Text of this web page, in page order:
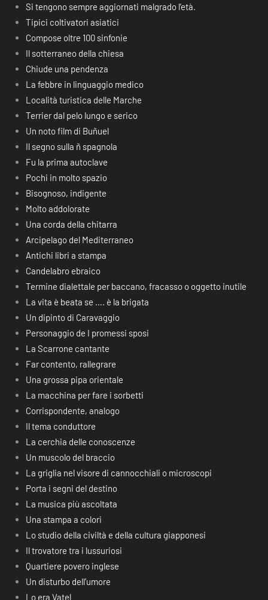
Si tengono sempre aggiornati malgrado l’età.
Tipici coltivatori asiatici
Compose oltre 100 sinfonie
Il sotterraneo della chiesa
Chiude una pendenza
La febbre in linguaggio medico
Località turistica delle Marche
Terrier dal pelo lungo e serico
Un noto film di Buñuel
Il segno sulla ñ spagnola
Fu la prima autoclave
Pochi in molto spazio
Bisognoso, indigente
Molto addolorate
Una corda della chitarra
Arcipelago del Mediterraneo
Antichi libri a stampa
Candelabro ebraico
Termine dialettale per baccano, fracasso o oggetto inutile
La vita è beata se …. è la brigata
Un dipinto di Caravaggio
Personaggio de I promessi sposi
La Scarrone cantante
Far contento, rallegrare
Una grossa pipa orientale
La macchina per fare i sorbetti
Corrispondente, analogo
Il tema conduttore
La cerchia delle conoscenze
Un muscolo del braccio
La griglia nel visore di cannocchiali o microscopi
Porta i segni del destino
La musica più ascoltata
Una stampa a colori
Lo studio della civiltà e della cultura giapponesi
Il trovatore tra i lussuriosi
Quartiere povero inglese
Un disturbo dell’umore
Lo era Vatel